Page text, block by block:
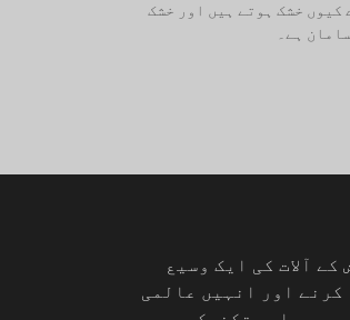
کیوں خشک ہوتے ہیں اور خشک
ہے۔
آلات کی ایک وسیع
اور انہیں عالمی